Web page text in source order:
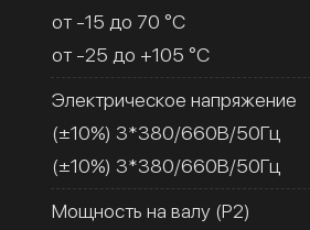
от -15 до 70 °C
от -25 до +105 °C
Электрическое напряжение
(±10%) 3*380/660В/50Гц
(±10%) 3*380/660В/50Гц
Мощность на валу (Р2)